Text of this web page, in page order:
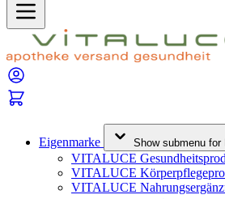
Eigenmarke Show submenu
VITALUCE
VITALUCE
VITALUCE